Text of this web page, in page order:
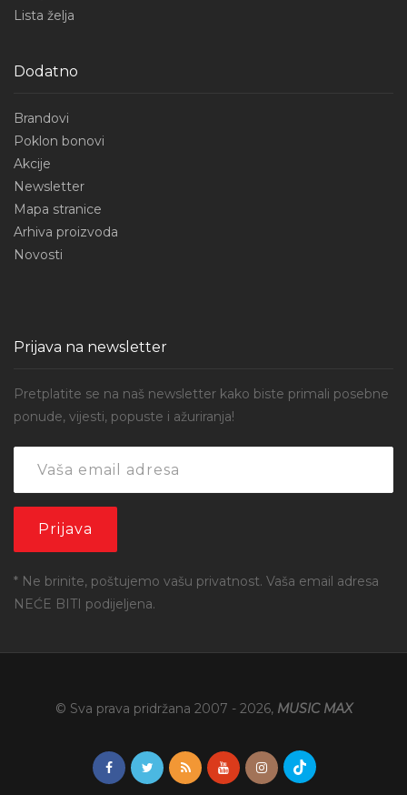
Lista želja
Dodatno
Brandovi
Poklon bonovi
Akcije
Newsletter
Mapa stranice
Arhiva proizvoda
Novosti
Prijava na newsletter
Pretplatite se na naš newsletter kako biste primali posebne
ponude, vijesti, popuste i ažuriranja!
* Ne brinite, poštujemo vašu privatnost. Vaša email adresa
NEĆE BITI podijeljena.
© Sva prava pridržana 2007 - 2026, MUSIC MAX